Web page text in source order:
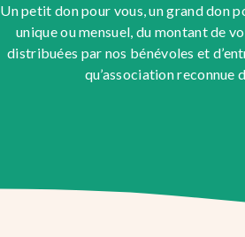
Un petit don pour vous, un grand don
unique ou mensuel, du montant de
distribuées par nos bénévoles et
qu’association reconnue